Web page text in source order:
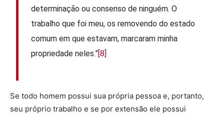
determinação ou consenso de ninguém. O
trabalho que foi meu, os removendo do estado
comum em que estavam, marcaram minha
propriedade neles.”[8]
Se todo homem possui sua própria pessoa e, portanto,
seu próprio trabalho e se por extensão ele possui